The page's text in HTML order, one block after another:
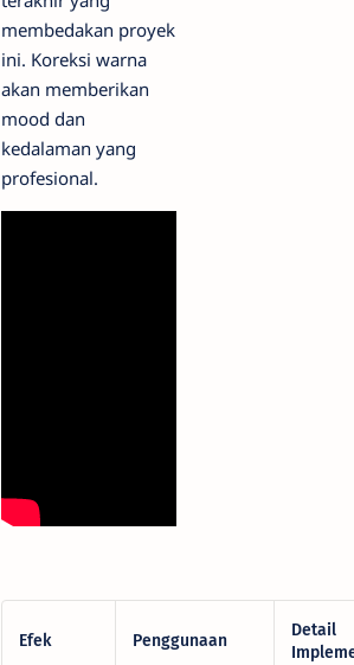
membedakan proyek
ini. Koreksi warna
akan memberikan
mood dan
kedalaman yang
profesional.
Efek Penggunaan
Detail